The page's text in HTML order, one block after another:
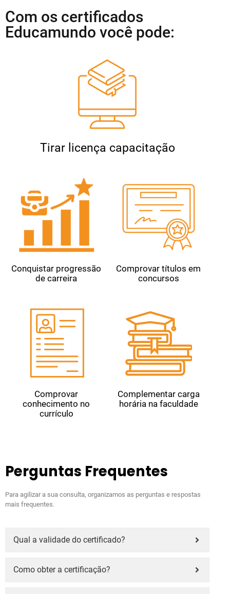
Com os certificados
Educamundo você pode:
Tirar licença capacitação
Conquistar progressão
de carreira
Comprovar títulos em
concursos
Comprovar
conhecimento no
currículo
Complementar carga
horária na faculdade
Perguntas Frequentes
Para agilizar a sua consulta, organizamos as perguntas e respostas
mais frequentes.
Qual a validade do certificado?
Como obter a certificação?